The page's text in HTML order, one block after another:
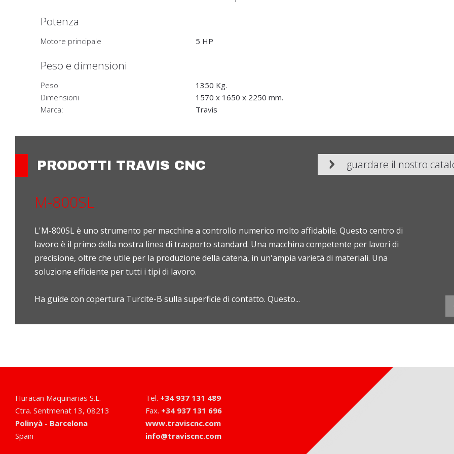
Potenza
Motore principale 5 HP
Peso e dimensioni
Peso
1350 Kg.
Dimensioni
1570 x 1650 x 2250 mm.
Marca:
Travis
PRODOTTI TRAVIS CNC guardare il nostro
M-800SL
L'M-800SL è uno strumento per macchine a controllo numerico molto affidabile. Questo centro di
lavoro è il primo della nostra linea di trasporto standard. Una macchina competente per lavori di
precisione, oltre che utile per la produzione della catena, in un'ampia varietà di materiali. Una
soluzione efficiente per tutti i tipi di lavoro.
Ha guide con copertura Turcite-B sulla superficie di contatto. Questo...
Huracan Maquinarias S.L.
Ctra. Sentmenat 13, 08213
Polinyà - Barcelona
Spain
Tel. +34 937 131 489
Fax. +34 937 131 696
www.traviscnc.com
info@traviscnc.com